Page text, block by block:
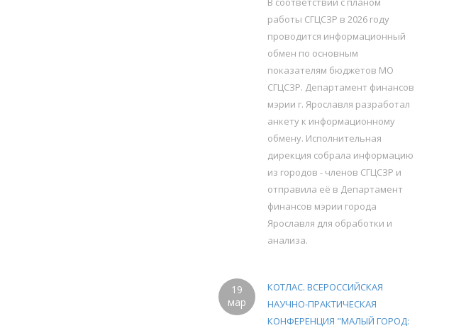
работы СГЦСЗР в 2026 году
проводится информационный
обмен по основным
показателям бюджетов МО
СГЦСЗР. Департамент финансов
мэрии г. Ярославля разработал
анкету к информационному
обмену. Исполнительная
дирекция собрала информацию
из городов - членов СГЦСЗР и
отправила её в Департамент
финансов мэрии города
Ярославля для обработки и
анализа.
19
мар
КОТЛАС. ВСЕРОССИЙСКАЯ
НАУЧНО-ПРАКТИЧЕСКАЯ
КОНФЕРЕНЦИЯ "МАЛЫЙ ГОРОД: